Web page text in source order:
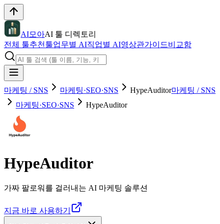
AI모아AI 툴 디렉토리
전체 툴추천툴업무별 AI직업별 AI영상관가이드비교함
마케팅 / SNS 마케팅·SEO·SNS HypeAuditor마케팅 / SNS
마케팅·SEO·SNS
HypeAuditor
HypeAuditor
가짜 팔로워를 걸러내는 AI 마케팅 솔루션
지금 바로 사용하기